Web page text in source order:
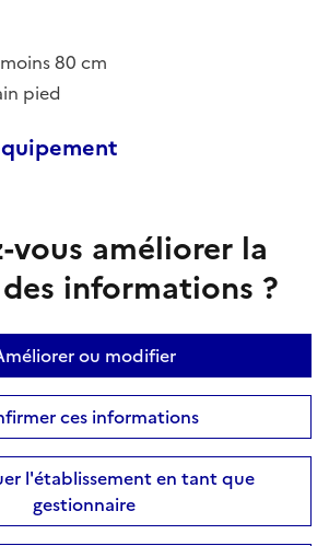
80 cm
pied
vous améliorer la
informations ?
ou modifier
ces informations
l'établissement en tant que
gestionnaire